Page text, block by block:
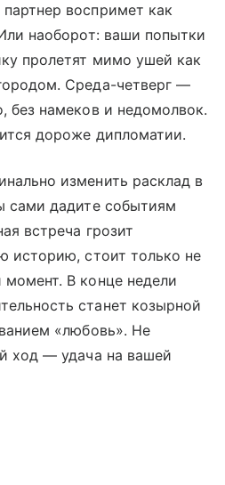
воспримет как
наоборот: ваши попытки
пролетят мимо ушей как
Среда-четверг —
без намеков и недомолвок.
дороже дипломатии.
изменить расклад в
сами дадите событиям
встреча грозит
историю, стоит только не
В конце недели
станет козырной
«любовь». Не
ход — удача на вашей